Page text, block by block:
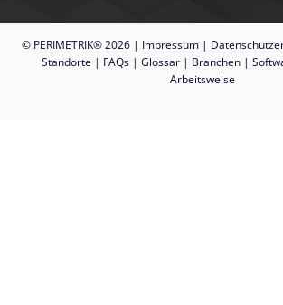
© PERIMETRIK® 2026 | Impressum |
Standorte| FAQs| Glossar| Branchen|
Arbeitsweise